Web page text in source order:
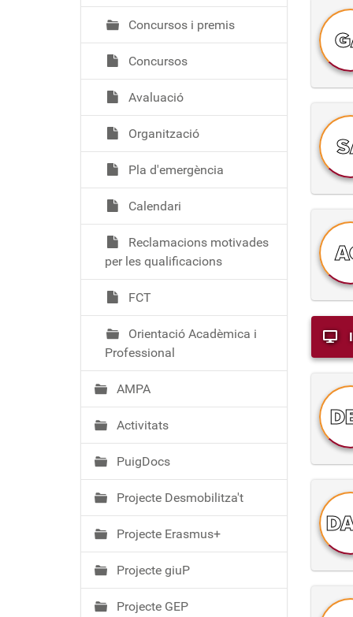
Concursos i premis
Concursos
Avaluació
Organització
Pla d'emergència
Calendari
Reclamacions motivades
per les qualificacions
FCT
Orientació Acadèmica i
Professional
AMPA
Activitats
PuigDocs
Projecte Desmobilitza't
Projecte Erasmus+
Projecte giuP
Projecte GEP